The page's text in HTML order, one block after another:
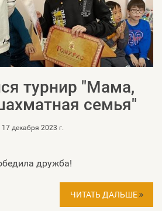
турнир "Мама,
семья"
17 декабря 2023 г.
дружба!
ЧИТАТЬ ДАЛЬШЕ